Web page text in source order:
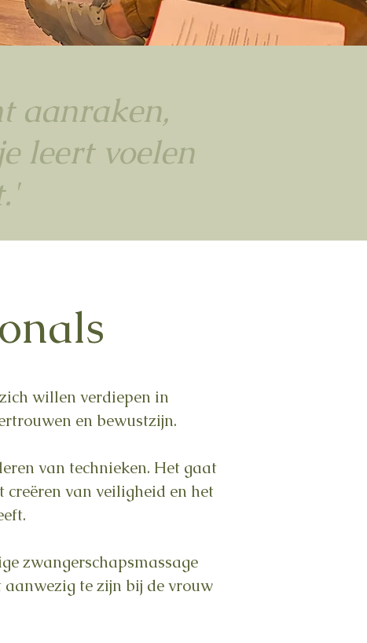
aanraken,
leert voelen
willen verdiepen in
en bewustzijn.
van technieken. Het gaat
creëren van veiligheid en het
zwangerschapsmassage
te zijn bij de vrouw